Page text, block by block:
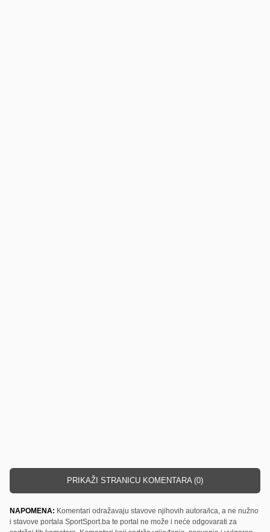
PRIKAŽI STRANICU KOMENTARA (0)
NAPOMENA: Komentari odražavaju stavove njihovih autora/ica, a ne nužno
i stavove portala SportSport.ba te portal ne može i neće odgovarati za